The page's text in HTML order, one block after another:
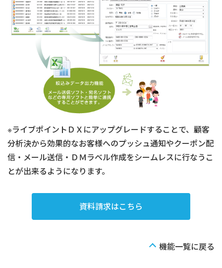
※ライブポイントＤＸにアップグレードすることで、顧客
分析決から効果的なお客様へのプッシュ通知やクーポン配
信・メール送信・ＤＭラベル作成をシームレスに行なうこ
とが出来るようになります。
資料請求はこちら
機能一覧に戻る